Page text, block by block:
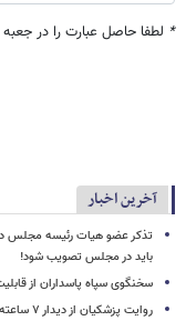
* لطفا حاصل عبارت را در جعبه
آخرین اخبار
تذکر عضو هیات رئیسه مجلس
باید در مجلس تصویب شود!
سخنگوی سپاه پاسداران از
روایت پزشکیان از دیدار ۷ ساعته خود با رهبر انقلاب